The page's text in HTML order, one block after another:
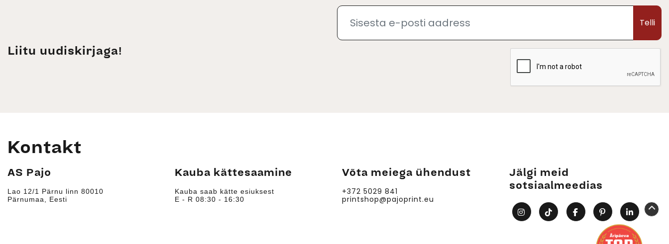
Liitu uudiskirjaga!
Telli
Kontakt
AS Pajo
Lao 12/1 Pärnu linn 80010
Pärnumaa, Eesti
Kauba kättesaamine
Kauba saab kätte esiuksest
E - R 08:30 - 16:30
Võta meiega ühendust
+372 5029 841
printshop@pajoprint.eu
Jälgi meid
sotsiaalmeedias